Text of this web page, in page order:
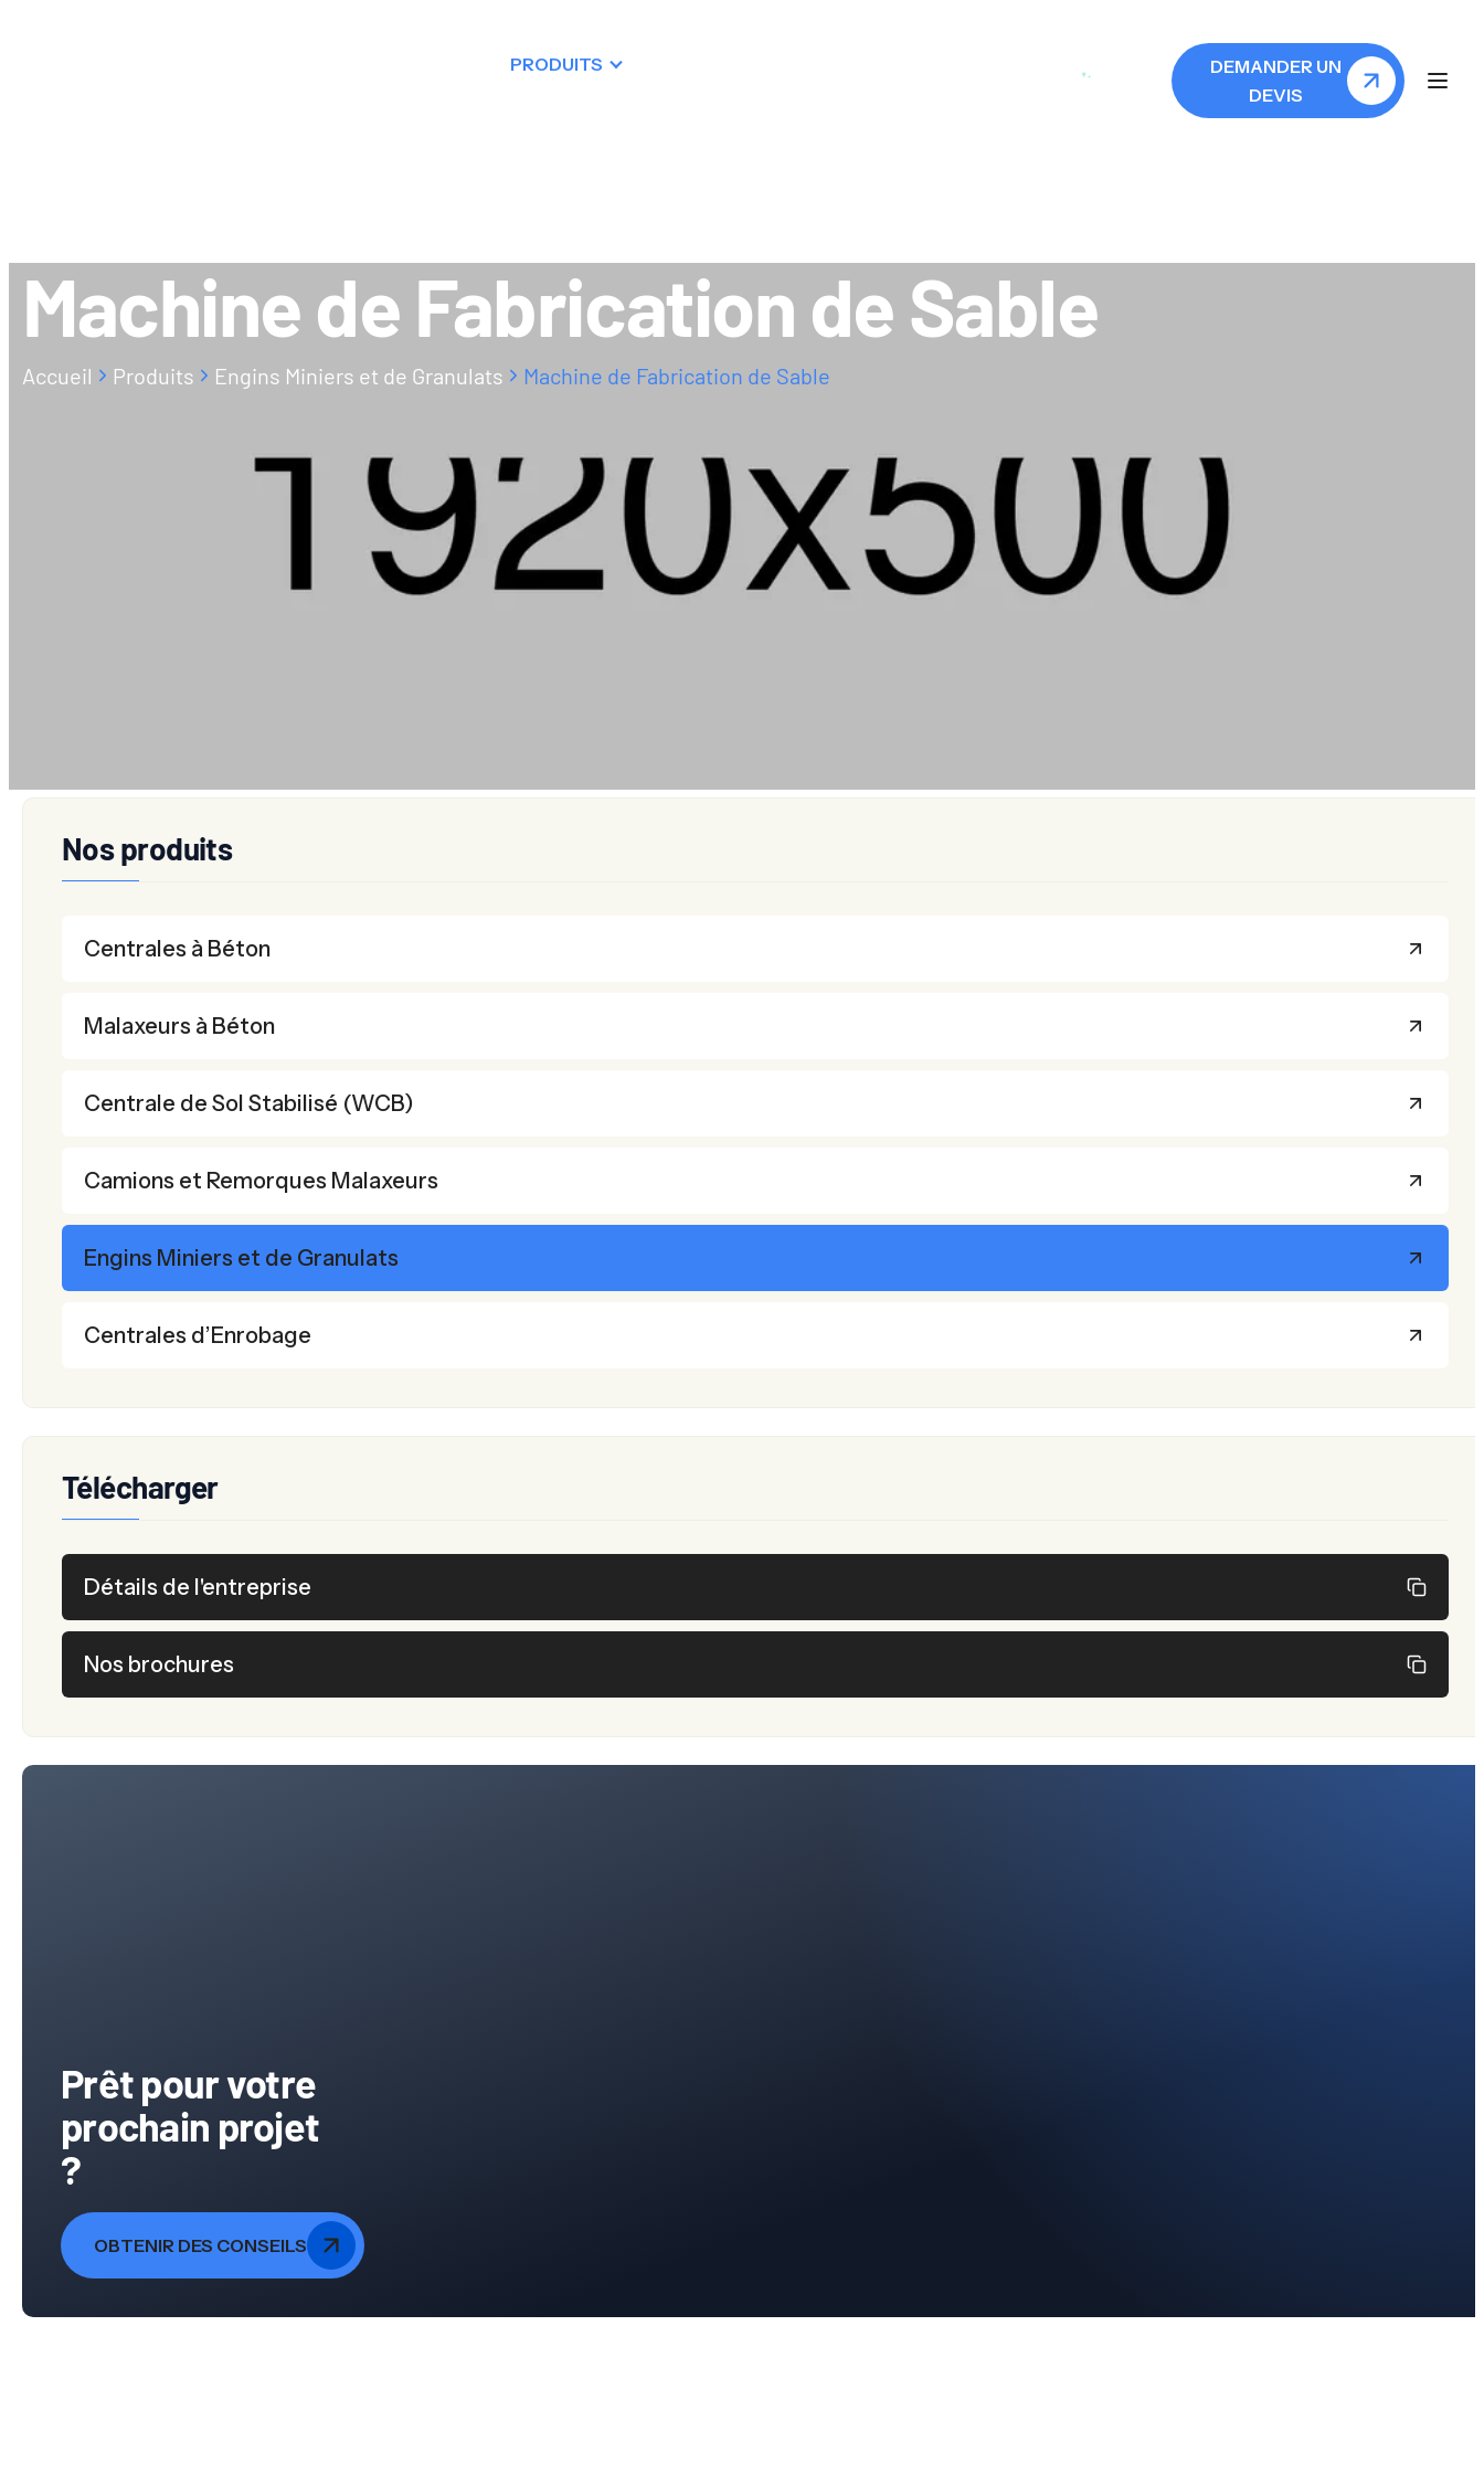
PRODUITS
DEMANDER UN
DEVIS
Machine de Fabrication de Sable
Accueil Produits Engins Miniers et de Granulats Machine de Fabrication de Sable
Équipements de Criblage Machine de Fabrication de Sable Équipements de Broyage Équipements d'Alimentation
Nos produits
Centrales à Béton
Malaxeurs à Béton
Centrale de Sol Stabilisé (WCB)
Camions et Remorques Malaxeurs
Engins Miniers et de Granulats
Centrales d’Enrobage
Télécharger
Détails de l'entreprise
Nos brochures
Prêt pour votre
prochain projet
?
OBTENIR DES CONSEILS